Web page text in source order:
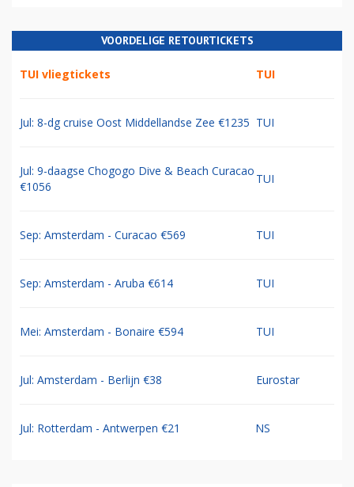
VOORDELIGE RETOURTICKETS
TUI vliegtickets TUI
Jul: 8-dg cruise Oost Middellandse Zee €1235 TUI
Jul: 9-daagse Chogogo Dive & Beach Curacao
€1056
TUI
Sep: Amsterdam - Curacao €569 TUI
Sep: Amsterdam - Aruba €614 TUI
Mei: Amsterdam - Bonaire €594 TUI
Jul: Amsterdam - Berlijn €38 Eurostar
Jul: Rotterdam - Antwerpen €21 NS